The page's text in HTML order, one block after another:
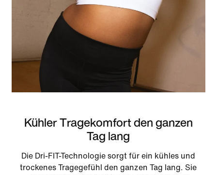
Kühler Tragekomfort den ganzen
Tag lang
Die Dri-FIT-Technologie sorgt für ein kühles und
trockenes Tragegefühl den ganzen Tag lang. Sie